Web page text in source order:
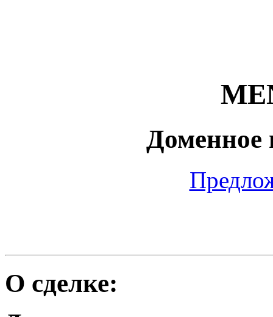
Доменное
О сделке: